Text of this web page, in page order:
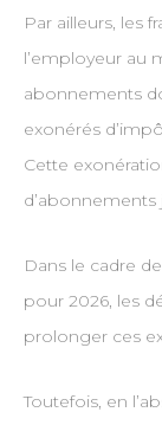
Par ailleurs, les
l’employeur au
abonnements
exonérés
Cette
d’abonnements
Dans le cadre
pour 2026, les
prolonger ces
Toutefois, en